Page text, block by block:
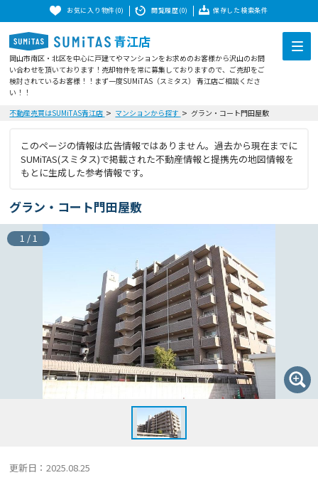
お気に入り物件(0) 閲覧履歴(0) 保存した検索条件
青江店
岡山市南区・北区を中心に戸建てやマンションをお求めのお客様から沢山のお問
い合わせを頂いております！売却物件を常に募集しておりますので、ご売却をご
検討されているお客様！！まず一度SUMiTAS（スミタス） 青江店ご相談くださ
い！！
不動産売買はSUMiTAS青江店
マンションから探す グラン・コート門田屋敷
このページの情報は広告情報ではありません。過去から現在までに
SUMiTAS(スミタス)で掲載された不動産情報と提携先の地図情報を
もとに生成した参考情報です。
グラン・コート門田屋敷
1 / 1
更新日：2025.08.25